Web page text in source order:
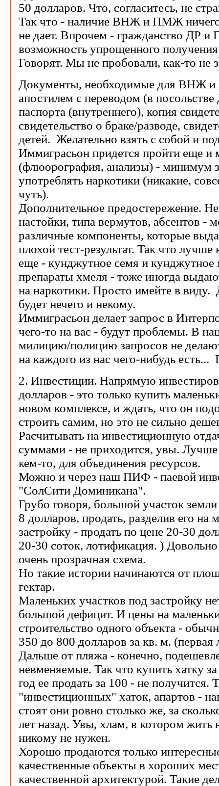
50 долларов. Что, согласитесь, не
Так что - наличие ВНЖ и ПМЖ ничего
не дает. Впрочем - гражданство ДР
возможность упрощенного
Говорят. Мы не пробовали, как-то не
Документы, необходимые для ВНЖ
апостилем с переводом (в
паспорта (внутреннего), копия
свидетельство о браке/разводе,
детей. Желательно взять с собой и
Иммиграсьон придется пройти еще и
(флюорография, анализы) - минимум
употреблять наркотики (никакие,
чуть).
Дополнительное предостережение.
настойки, типа вермутов, абсентов -
различные компоненты, которые
плохой тест-результат. Так что
еще - кунджутное семя и кунджутное
препараты хмеля - тоже иногда
на наркотики. Просто имейте в виду.
будет нечего и некому.
Иммиграсьон делает запрос в
чего-то на вас - будут проблемы. В
милицию/полицию запросов не
на каждого из нас чего-нибудь
2. Инвестиции. Напрямую
долларов - это только купить
новом комплексе, и ждать, что он
строить самим, но это не сильно
Расчитывать на инвестиционную
суммами - не приходится, увы. Лучше
кем-то, для объединения ресурсов.
Можно и через наш ПИФ - паевой
"СолСити Доминикана".
Грубо говоря, большой участок
8 долларов, продать, разделив его на
застройку - продать по цене 20-30
20-30 соток, лотификация. ) Довольно
очень прозрачная схема.
Но такие истории начинаются от
гектар.
Маленьких участков под застройку
большой дефицит. И цены на
строительство одного объекта -
350 до 800 долларов за кв. м.
Дальше от пляжа - конечно,
невменяемые. Так что купить хатку
год ее продать за 100 - не получится.
"инвестиционных" хаток, апартов -
стоят они ровно столько же, за
лет назад. Увы, хлам, в котором жить
никому не нужен.
Хорошо продаются только
качественные объекты в хороших
качественной архитектурой. Такие